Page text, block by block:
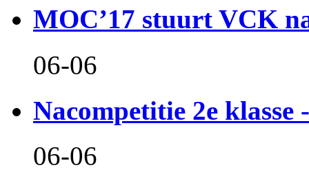
MOC’17 stuurt VCK
06-06
Nacompetitie 2e klasse
06-06